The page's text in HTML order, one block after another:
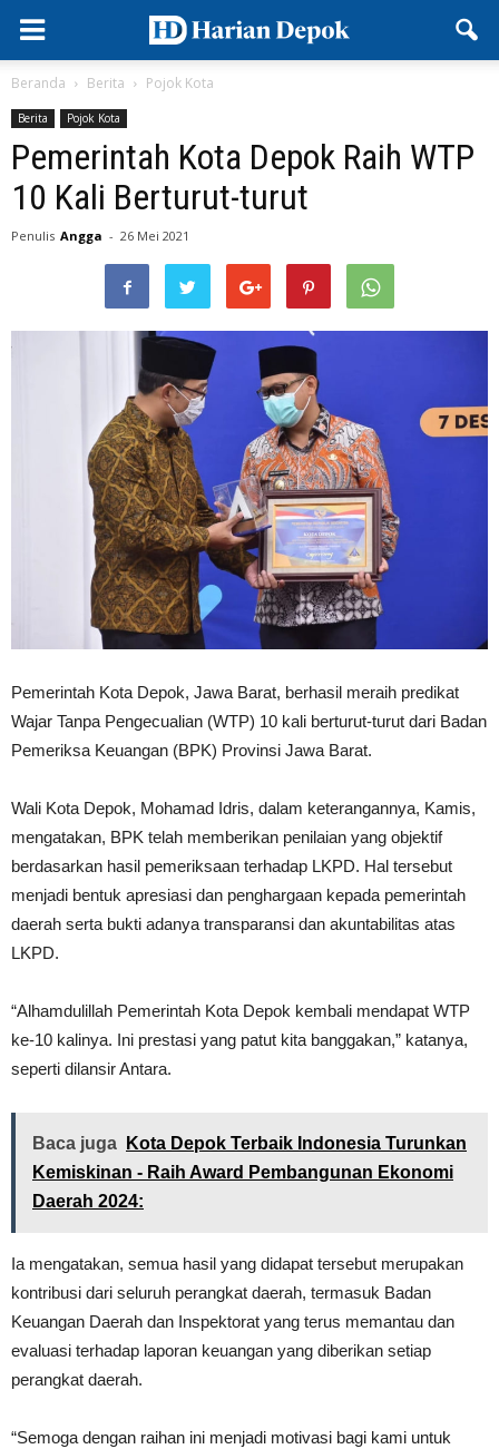
Beranda Berita Pojok Kota
Berita Pojok Kota
Pemerintah Kota Depok Raih WTP
10 Kali Berturut-turut
Penulis Angga - 26 Mei 2021
Pemerintah Kota Depok, Jawa Barat, berhasil meraih predikat
Wajar Tanpa Pengecualian (WTP) 10 kali berturut-turut dari Badan
Pemeriksa Keuangan (BPK) Provinsi Jawa Barat.
Wali Kota Depok, Mohamad Idris, dalam keterangannya, Kamis,
mengatakan, BPK telah memberikan penilaian yang objektif
berdasarkan hasil pemeriksaan terhadap LKPD. Hal tersebut
menjadi bentuk apresiasi dan penghargaan kepada pemerintah
daerah serta bukti adanya transparansi dan akuntabilitas atas
LKPD.
“Alhamdulillah Pemerintah Kota Depok kembali mendapat WTP
ke-10 kalinya. Ini prestasi yang patut kita banggakan,” katanya,
seperti dilansir Antara.
Baca juga
Kota Depok Terbaik Indonesia Turunkan
Kemiskinan - Raih Award Pembangunan Ekonomi
Daerah 2024:
Ia mengatakan, semua hasil yang didapat tersebut merupakan
kontribusi dari seluruh perangkat daerah, termasuk Badan
Keuangan Daerah dan Inspektorat yang terus memantau dan
evaluasi terhadap laporan keuangan yang diberikan setiap
perangkat daerah.
“Semoga dengan raihan ini menjadi motivasi bagi kami untuk